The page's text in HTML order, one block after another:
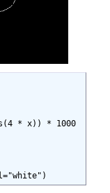
* x)) * 1000